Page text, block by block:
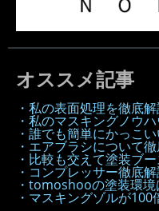
オススメ記事
・私の表面処理を徹底解
・私のマスキングノウ
・誰でも簡単にかっこ
・エアブラシについて徹
・比較も交えて塗装ブ
・コンプレッサー徹底解
・tomoshooの塗装環境
・マスキングゾルが100